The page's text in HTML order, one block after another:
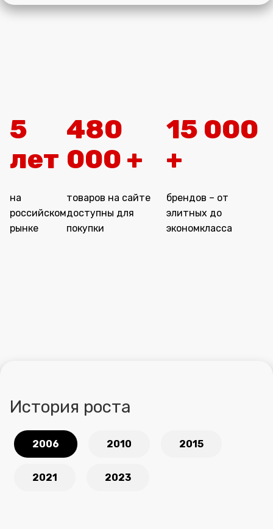
5
лет
на
российском
рынке
480
000 +
товаров на сайте
доступны для
покупки
15 000
+
брендов – от
элитных до
экономкласса
История роста
2006 2010 2015
2021 2023